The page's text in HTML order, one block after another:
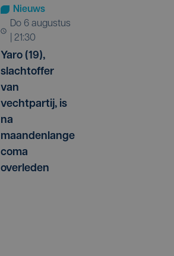
Nieuws
do 6 augustus
| 21:30
Yaro (19),
slachtoffer
van
vechtpartij, is
na
maandenlange
coma
overleden